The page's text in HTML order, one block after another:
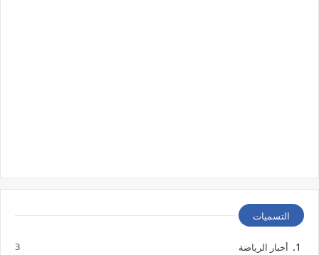
التسميات
أخبار الرياضة 3